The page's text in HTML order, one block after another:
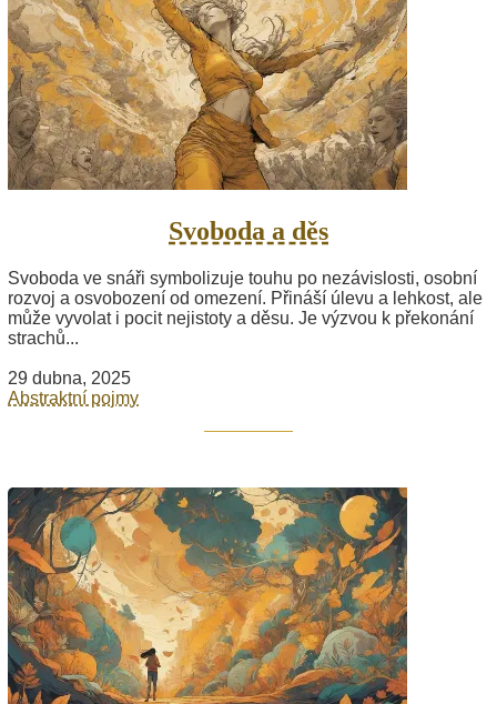
Svoboda a děs
Svoboda ve snáři symbolizuje touhu po nezávislosti, osobní
rozvoj a osvobození od omezení. Přináší úlevu a lehkost, ale
může vyvolat i pocit nejistoty a děsu. Je výzvou k překonání
strachů...
29 dubna, 2025
Abstraktní pojmy